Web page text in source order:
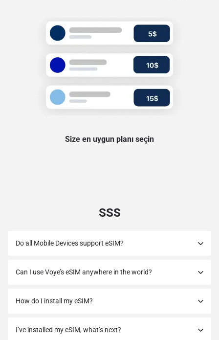
Size en uygun planı seçin
SSS
Do all Mobile Devices support eSIM?
Can I use Voye’s eSIM anywhere in the world?
How do I install my eSIM?
I’ve installed my eSIM, what’s next?